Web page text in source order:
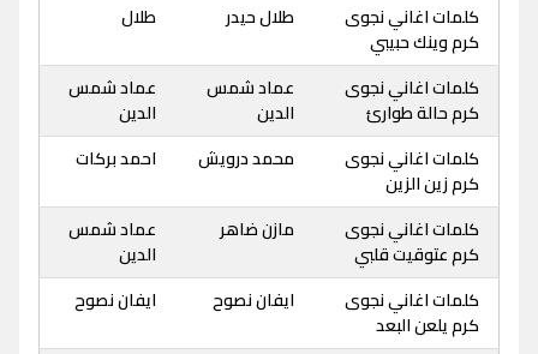
كلمات اغاني نجوى
كرم وينك حبيبي
طلال حيدر طلال
كلمات اغاني نجوى
كرم حالة طوارئ
عماد شمس
الدين
عماد شمس
الدين
كلمات اغاني نجوى
كرم زين الزين
محمد درويش احمد بركات
كلمات اغاني نجوى
كرم عتوقيت قلبي
مازن ضاهر
عماد شمس
الدين
كلمات اغاني نجوى
كرم يلعن البعد
ايفان نصوح ايفان نصوح